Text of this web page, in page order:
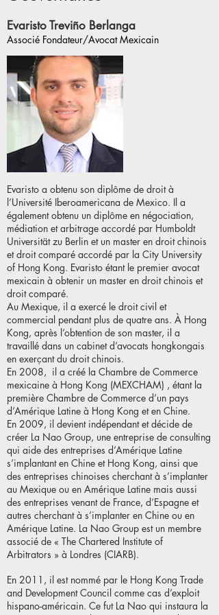
Evaristo Treviño Berlanga
Associé Fondateur/Avocat Mexicain
Evaristo a obtenu son diplôme de droit à
l’Université Iberoamericana de Mexico. Il a
également obtenu un diplôme en négociation,
médiation et arbitrage accordé par Humboldt
Universität zu Berlin et un master en droit chinois
et droit comparé accordé par la City University
of Hong Kong. Evaristo étant le premier avocat
mexicain à obtenir un master en droit chinois et
droit comparé.
Au Mexique, il a exercé le droit civil et
commercial pendant plus de quatre ans. À Hong
Kong, après l’obtention de son master, il a
travaillé dans un cabinet d’avocats hongkongais
en exerçant du droit chinois.
En 2008, il a créé la Chambre de Commerce
mexicaine à Hong Kong (MEXCHAM) , étant la
première Chambre de Commerce d’un pays
d’Amérique Latine à Hong Kong et en Chine.
En 2009, il devient indépendant et décide de
créer La Nao Group, une entreprise de consulting
qui aide des entreprises d’Amérique Latine
s’implantant en Chine et Hong Kong, ainsi que
des entreprises chinoises cherchant à s’implanter
au Mexique ou en Amérique Latine mais aussi
des entreprises venant de France, d’Espagne et
autres cherchant à s’implanter en Chine ou en
Amérique Latine. La Nao Group est un membre
associé de « The Chartered Institute of
Arbitrators » à Londres (CIARB).
En 2011, il est nommé par le Hong Kong Trade
and Development Council comme cas d’exploit
hispano-américain. Ce fut La Nao qui instaura la